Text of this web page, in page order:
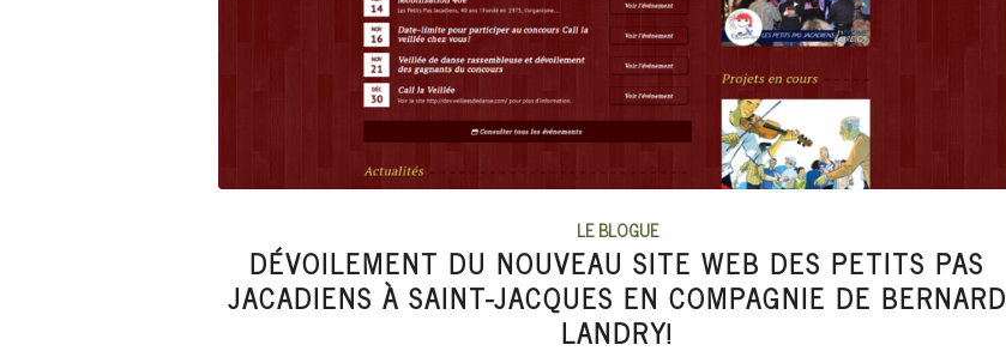
LE BLOGUE
DÉVOILEMENT DU NOUVEAU SITE WEB DES PETITS PAS
JACADIENS À SAINT-JACQUES EN COMPAGNIE DE BERNARD
LANDRY!